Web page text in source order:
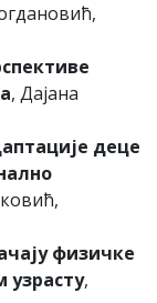
, Дајана
деце
физичке
узрасту,